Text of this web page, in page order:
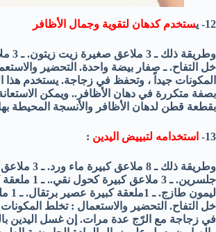
12- ي ستخدم كدهان لتقوية وجمال الأظافر
خل التفاح. ـ صفار بيضة واحدة. التحضير
المكونات جيداً ، وتحفظ في زجاجة. يستخدم هذا
بصفة متكررة في دهان الأظافر.. ويمكن
بقطعة قطن لدهان الأظافر والأنسجة المحيطة
13- استخدامه لتبييض اليدين :
وطريقة ذلك ـ 8 ملاعق
جلسرين. ـ 3 ملاعق
ليمون
خل التفاح. التحضير والاستعمال : تخلط المكونات
في زجاجة مع الرّج عدة مرات. إن غسل اليدين